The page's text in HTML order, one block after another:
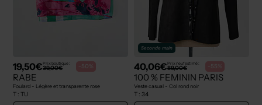
19,50€Prix boutique :
39,00€ -50%
RABE
Foulard - Légère et transparente rose
T : TU
Seconde main
40,06€Prix neuf estimé :
89,00€ -55%
100 % FEMININ PARIS
Veste casual - Col rond noir
T : 34